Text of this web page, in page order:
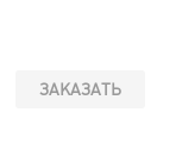
ЗАКАЗАТЬ